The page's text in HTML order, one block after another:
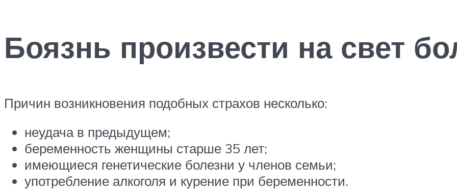
Боязнь произвести на свет
Причин возникновения подобных страхов несколько:
неудача в предыдущем;
беременность женщины старше 35 лет;
имеющиеся генетические болезни у членов семьи;
употребление алкоголя и курение при беременности.